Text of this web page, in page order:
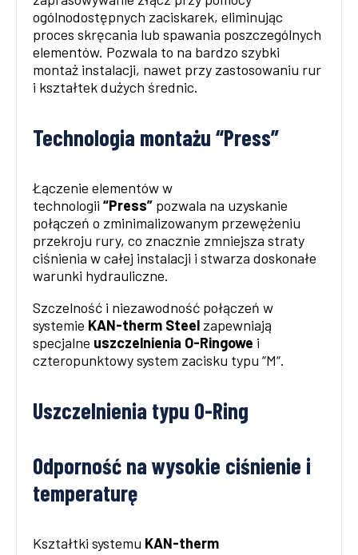
ogólnodostępnych zaciskarek, eliminując
proces skręcania lub spawania poszczególnych
elementów. Pozwala to na bardzo szybki
montaż instalacji, nawet przy zastosowaniu rur
i kształtek dużych średnic.
Technologia montażu “Press”
Łączenie elementów w
technologii “Press” pozwala na uzyskanie
połączeń o zminimalizowanym przewężeniu
przekroju rury, co znacznie zmniejsza straty
ciśnienia w całej instalacji i stwarza doskonałe
warunki hydrauliczne.
Szczelność i niezawodność połączeń w
systemie KAN-therm Steel zapewniają
specjalne uszczelnienia O-Ringowe i
czteropunktowy system zacisku typu “M“.
Uszczelnienia typu O-Ring
Odporność na wysokie ciśnienie i
temperaturę
Kształtki systemu KAN-therm